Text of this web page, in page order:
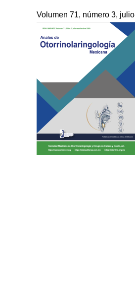
Volumen 71, número 3,